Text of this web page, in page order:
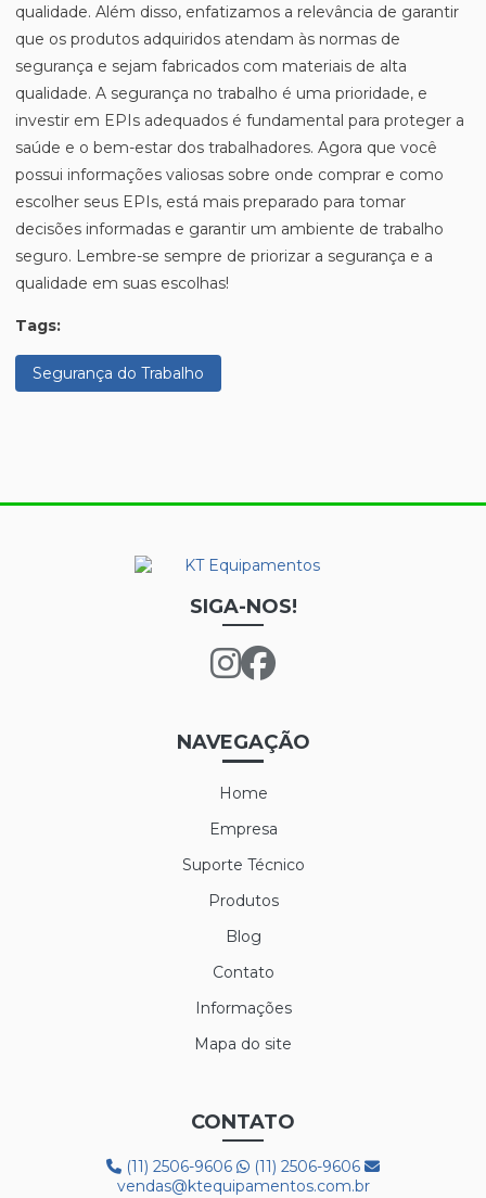
qualidade. Além disso, enfatizamos a relevância de garantir
que os produtos adquiridos atendam às normas de
segurança e sejam fabricados com materiais de alta
qualidade. A segurança no trabalho é uma prioridade, e
investir em EPIs adequados é fundamental para proteger a
saúde e o bem-estar dos trabalhadores. Agora que você
possui informações valiosas sobre onde comprar e como
escolher seus EPIs, está mais preparado para tomar
decisões informadas e garantir um ambiente de trabalho
seguro. Lembre-se sempre de priorizar a segurança e a
qualidade em suas escolhas!
Tags:
Segurança do Trabalho
SIGA-NOS!
NAVEGAÇÃO
Home
Empresa
Suporte Técnico
Produtos
Blog
Contato
Informações
Mapa do site
CONTATO
(11) 2506-9606
(11) 2506-9606
vendas@ktequipamentos.com.br